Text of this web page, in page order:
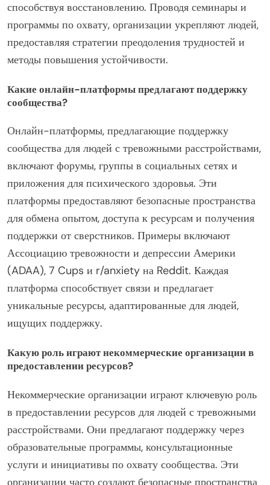
способствуя восстановлению. Проводя семинары и
программы по охвату, организации укрепляют людей,
предоставляя стратегии преодоления трудностей и
методы повышения устойчивости.
Какие онлайн-платформы предлагают поддержку
сообщества?
Онлайн-платформы, предлагающие поддержку
сообщества для людей с тревожными расстройствами,
включают форумы, группы в социальных сетях и
приложения для психического здоровья. Эти
платформы предоставляют безопасные пространства
для обмена опытом, доступа к ресурсам и получения
поддержки от сверстников. Примеры включают
Ассоциацию тревожности и депрессии Америки
(ADAA), 7 Cups и r/anxiety на Reddit. Каждая
платформа способствует связи и предлагает
уникальные ресурсы, адаптированные для людей,
ищущих поддержку.
Какую роль играют некоммерческие организации в
предоставлении ресурсов?
Некоммерческие организации играют ключевую роль
в предоставлении ресурсов для людей с тревожными
расстройствами. Они предлагают поддержку через
образовательные программы, консультационные
услуги и инициативы по охвату сообщества. Эти
организации часто создают безопасные пространства